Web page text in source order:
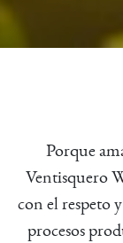
Porque
Ventisquero
con el respeto
procesos